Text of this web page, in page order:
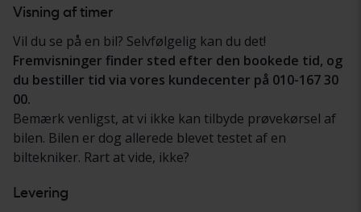
Visning af timer
Vil du se på en bil? Selvfølgelig kan du det!
Fremvisninger finder sted efter den bookede tid, og
du bestiller tid via vores kundecenter på 010-167 30
00.
Bemærk venligst, at vi ikke kan tilbyde prøvekørsel af
bilen. Bilen er dog allerede blevet testet af en
biltekniker. Rart at vide, ikke?
Levering